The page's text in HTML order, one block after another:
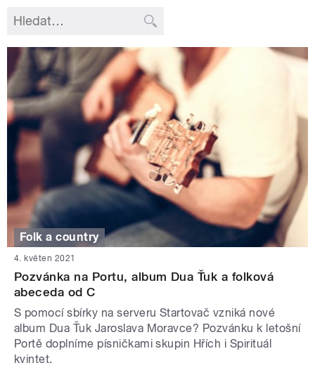
Folk a country
4. květen 2021
Pozvánka na Portu, album Dua Ťuk a folková
abeceda od C
S pomocí sbírky na serveru Startovač vzniká nové
album Dua Ťuk Jaroslava Moravce? Pozvánku k letošní
Portě doplníme písničkami skupin Hřích i Spirituál
kvintet.